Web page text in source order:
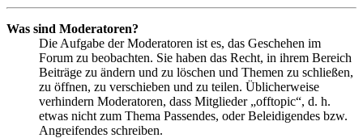
Was sind Moderatoren?
Die Aufgabe der Moderatoren ist es, das Geschehen im
Forum zu beobachten. Sie haben das Recht, in ihrem Bereich
Beiträge zu ändern und zu löschen und Themen zu schließen,
zu öffnen, zu verschieben und zu teilen. Üblicherweise
verhindern Moderatoren, dass Mitglieder „offtopic“, d. h.
etwas nicht zum Thema Passendes, oder Beleidigendes bzw.
Angreifendes schreiben.